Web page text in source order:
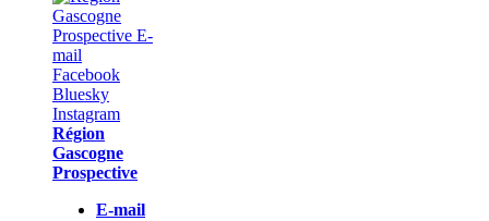
Région
Gascogne
Prospective
E-mail